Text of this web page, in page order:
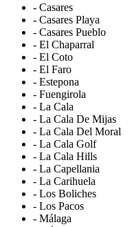
- Casares
- Casares Playa
- Casares Pueblo
- El Chaparral
- El Coto
- El Faro
- Estepona
- Fuengirola
- La Cala
- La Cala De Mijas
- La Cala Del Moral
- La Cala Golf
- La Cala Hills
- La Capellania
- La Carihuela
- Los Boliches
- Los Pacos
- Málaga